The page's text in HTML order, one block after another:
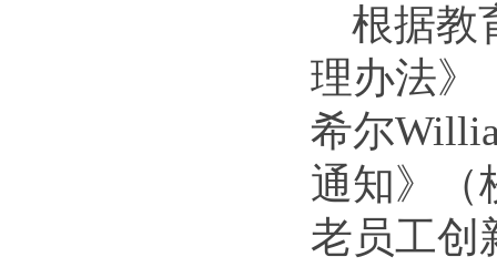
根据教
理办法》
希尔
通知》（
老员工创